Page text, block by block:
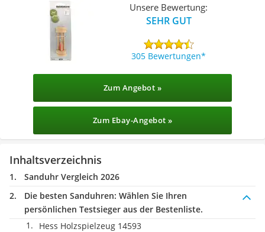
Unsere Bewertung:
SEHR GUT
305 Bewertungen
Zum Angebot »
Zum Ebay-Angebot »
Inhaltsverzeichnis
Sanduhr Vergleich 2026
Die besten Sanduhren: Wählen Sie Ihren
persönlichen Testsieger aus der Bestenliste.
Hess Holzspielzeug 14593